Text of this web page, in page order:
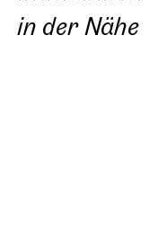
in der Nähe